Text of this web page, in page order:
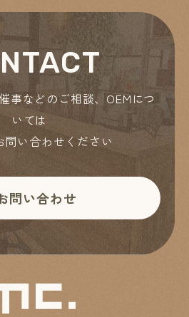
事などのご相談、OEMにつ
いては
問い合わせください
問い合わせ